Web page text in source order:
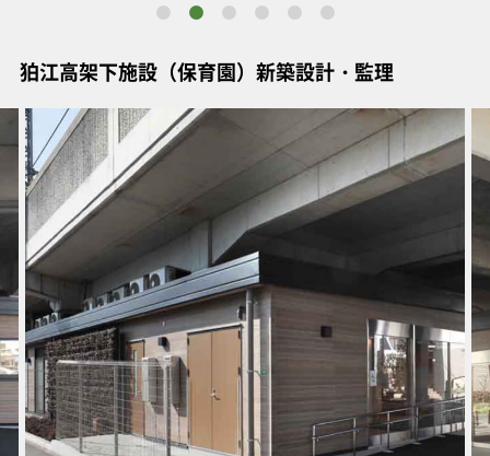
狛江高架下施設（保育園）新築設計・監理